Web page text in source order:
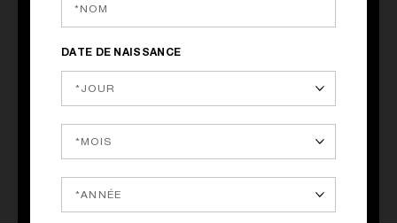
KILIAN PARIS MILAN, ITALY
Corso Matteotti 1, 20121 Milan
Heures d'ouverture :
DATE DE NAISSANCE